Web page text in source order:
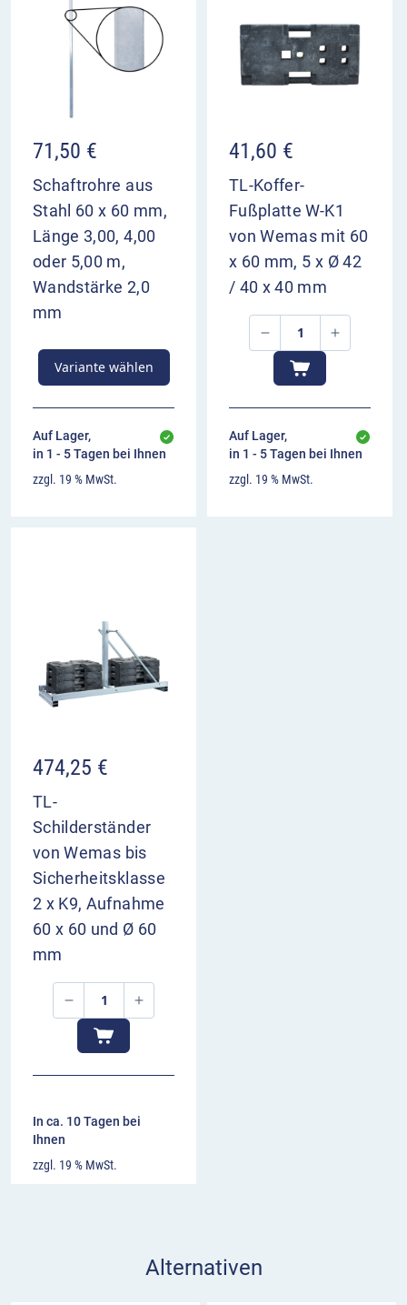
Vorbereitung zu geben.
VZ 514-28 im Überblick
kündigt die kurze Verschwenkung aller drei
ebenfalls
Aufstellung 400 m und 200 m vor Bezugspunkt
71,50 €
Schaftrohre aus
Stahl 60 x 60 mm,
Länge 3,00, 4,00
oder 5,00 m,
Wandstärke 2,0
mm
Variante wählen
Auf Lager,
in 1 - 5 Tagen bei Ihnen
zzgl. 19 % MwSt.
41,60 €
TL-Koffer-
Fußplatte W-K1
von Wemas mit 60
x 60 mm, 5 x Ø 42
/ 40 x 40 mm
Auf Lager,
in 1 - 5 Tagen bei Ihnen
zzgl. 19 % MwSt.
474,25 €
TL-
Schilderständer
von Wemas bis
Sicherheitsklasse
2 x K9, Aufnahme
60 x 60 und Ø 60
mm
In ca. 10 Tagen bei
Ihnen
zzgl. 19 % MwSt.
Alternativen